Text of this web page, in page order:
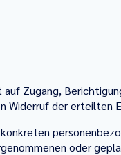
Zugang,
der erteilten
oder